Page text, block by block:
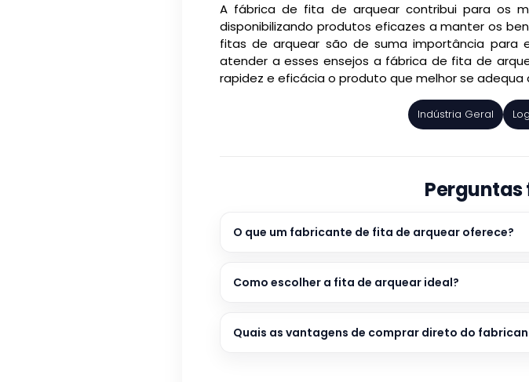
A fábrica de fita de arquear contribui para os
disponibilizando produtos eficazes a manter os
fitas de arquear são de suma importância para
atender a esses ensejos a fábrica de fita de
rapidez e eficácia o produto que melhor se adequa
Indústria Geral
O que um fabricante de fita de arquear oferece?
Como escolher a fita de arquear ideal?
Quais as vantagens de comprar direto do